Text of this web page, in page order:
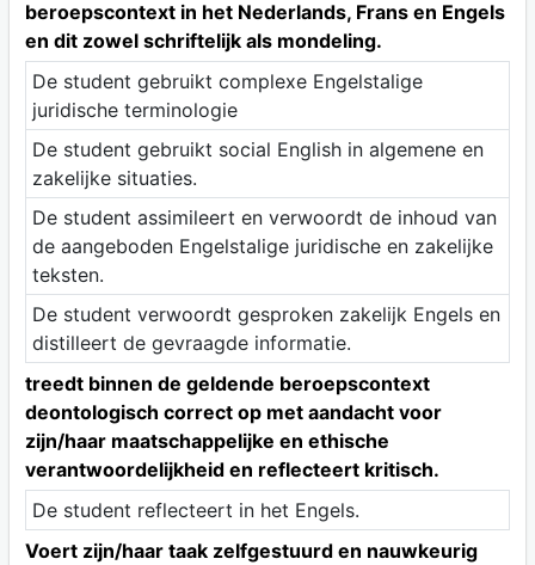
beroepscontext in het Nederlands, Frans en Engels
en dit zowel schriftelijk als mondeling.
De student gebruikt complexe Engelstalige
juridische terminologie
De student gebruikt social English in algemene en
zakelijke situaties.
De student assimileert en verwoordt de inhoud van
de aangeboden Engelstalige juridische en zakelijke
teksten.
De student verwoordt gesproken zakelijk Engels en
distilleert de gevraagde informatie.
treedt binnen de geldende beroepscontext
deontologisch correct op met aandacht voor
zijn/haar maatschappelijke en ethische
verantwoordelijkheid en reflecteert kritisch.
De student reflecteert in het Engels.
Voert zijn/haar taak zelfgestuurd en nauwkeurig